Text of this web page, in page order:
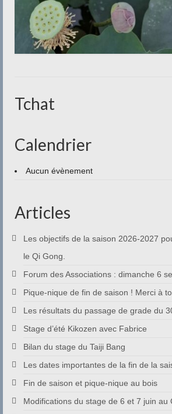
Tchat
Calendrier
Aucun évènement
Articles
Les objectifs de la saison 2026-2027
le Qi Gong.
Forum des Associations : dimanche 6
Pique-nique de fin de saison ! Merci à
Les résultats du passage de grade du
Stage d’été Kikozen avec Fabrice
Bilan du stage du Taiji Bang
Les dates importantes de la fin de la
Fin de saison et pique-nique au bois
Modifications du stage de 6 et 7 juin au